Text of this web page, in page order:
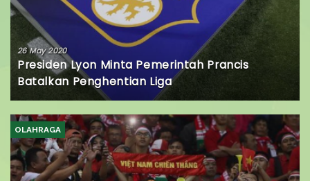
26 May 2020
Presiden Lyon Minta Pemerintah Prancis
Batalkan Penghentian Liga
OLAHRAGA